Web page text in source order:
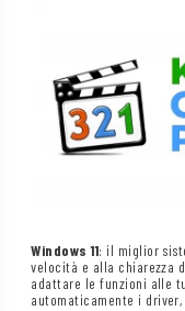
Windows 11: il miglior
velocità e alla chiarezza
adattare le funzioni alle
automaticamente i